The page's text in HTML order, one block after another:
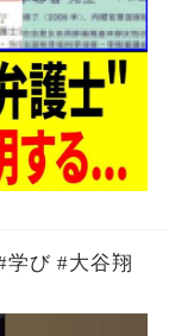
学び #大谷翔